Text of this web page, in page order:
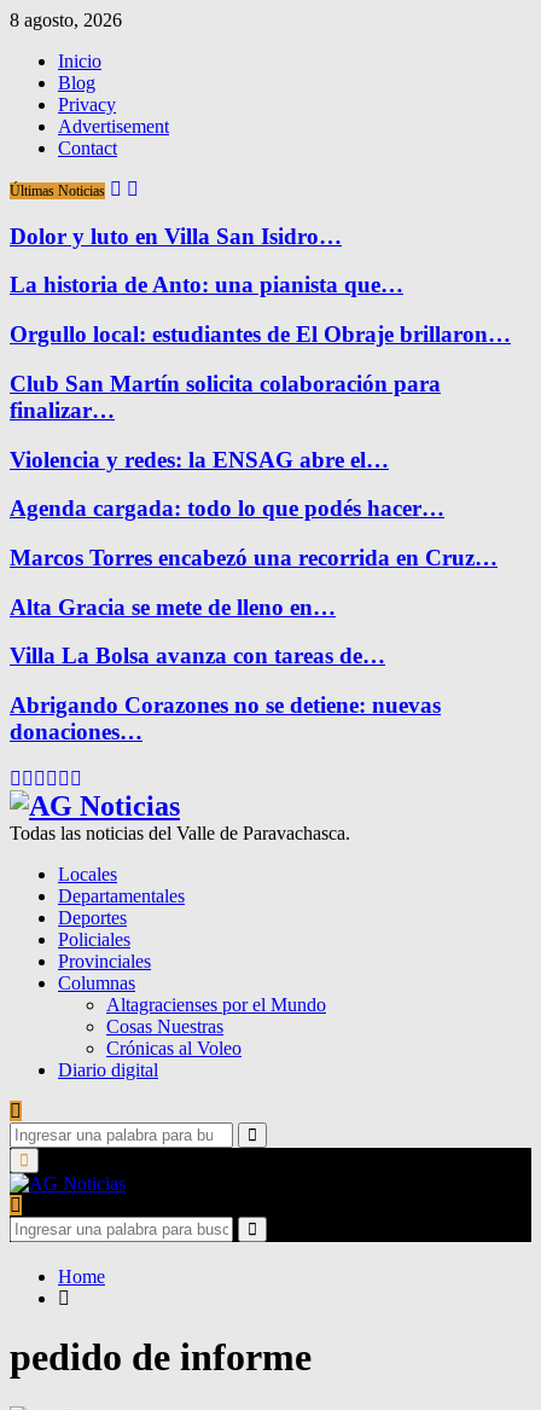
8 agosto, 2026
Inicio
Blog
Privacy
Advertisement
Contact
Últimas Noticias
Dolor y luto en Villa San Isidro…
La historia de Anto: una pianista que…
Orgullo local: estudiantes de El Obraje brillaron…
Club San Martín solicita colaboración para
finalizar…
Violencia y redes: la ENSAG abre el…
Agenda cargada: todo lo que podés hacer…
Marcos Torres encabezó una recorrida en Cruz…
Alta Gracia se mete de lleno en…
Villa La Bolsa avanza con tareas de…
Abrigando Corazones no se detiene: nuevas
donaciones…
Facebook
Twitter
Instagram
Pinterest
Google
Todas las noticias del Valle de Paravachasca.
Locales
Departamentales
Deportes
Policiales
Provinciales
Columnas
Altagracienses por el Mundo
Cosas Nuestras
Crónicas al Voleo
Diario digital
Search
for:
Search
Primary
Menu
Search
for:
Search
Home
pedido de informe